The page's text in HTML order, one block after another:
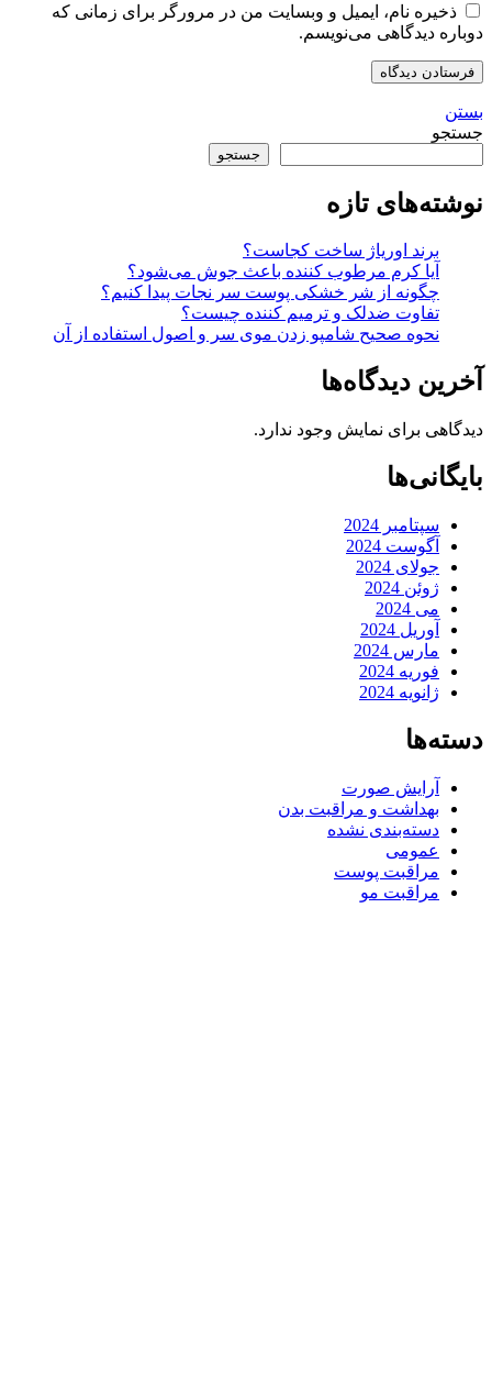
ذخیره نام، ایمیل و وبسایت من در مرورگر برای زمانی که
دوباره دیدگاهی می‌نویسم.
بستن
جستجو
جستجو
نوشته‌های تازه
برند اوریاژ ساخت کجاست؟
آیا کرم مرطوب کننده باعث جوش می‌شود؟
چگونه از شر خشکی پوست سر نجات پیدا کنیم؟
تفاوت ضدلک و ترمیم کننده چیست؟
نحوه صحیح شامپو زدن موی سر و اصول استفاده از آن
آخرین دیدگاه‌ها
دیدگاهی برای نمایش وجود ندارد.
بایگانی‌ها
سپتامبر 2024
آگوست 2024
جولای 2024
ژوئن 2024
می 2024
آوریل 2024
مارس 2024
فوریه 2024
ژانویه 2024
دسته‌ها
آرایش صورت
بهداشت و مراقبت بدن
دسته‌بندی نشده
عمومی
مراقبت پوست
مراقبت مو